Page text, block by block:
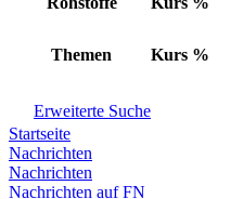
Themen Kurs %
Erweiterte Suche
Startseite
Nachrichten
Nachrichten
Nachrichten auf FN